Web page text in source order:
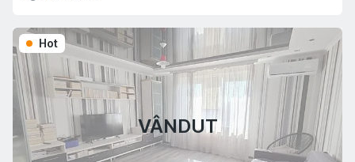
VÂNDUT
Hot